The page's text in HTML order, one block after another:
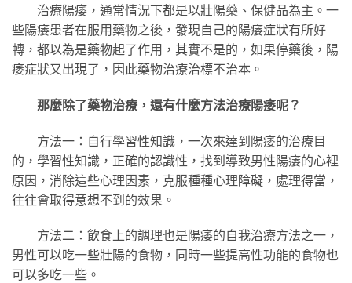
治療陽痿，通常情況下都是以壯陽藥、保健品為主。一
些陽痿患者在服用藥物之後，發現自己的陽痿症狀有所好
轉，都以為是藥物起了作用，其實不是的，如果停藥後，陽
痿症狀又出現了，因此藥物治療治標不治本。
那麼除了藥物治療，還有什麼方法治療陽痿呢？
方法一：自行學習性知識，一次來達到陽痿的治療目
的，學習性知識，正確的認識性，找到導致男性陽痿的心裡
原因，消除這些心理因素，克服種種心理障礙，處理得當，
往往會取得意想不到的效果。
方法二：飲食上的調理也是陽痿的自我治療方法之一，
男性可以吃一些壯陽的食物，同時一些提高性功能的食物也
可以多吃一些。